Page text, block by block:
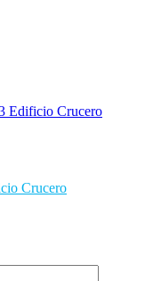
Edificio Crucero
Crucero